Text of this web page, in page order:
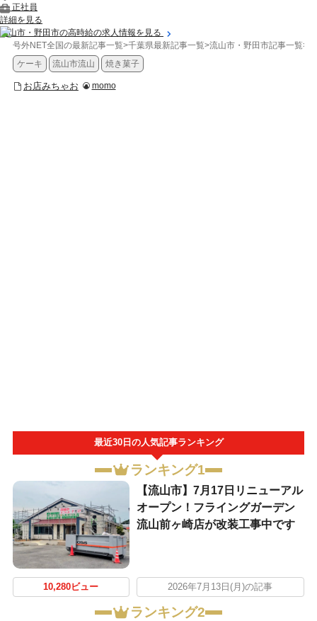
正社員
詳細を見る
流山市・野田市の高時給の求人情報を見る
号外NET全国の最新記事一覧>千葉県最新記事一覧>流山市・野田市記事一覧>
ケーキ
流山市流山 焼き菓子
お店みちゃお momo
最近30日の人気記事ランキング
ランキング1
【流山市】7月17日リニューアル
オープン！フライングガーデン
流山前ヶ崎店が改装工事中です
10,280ビュー 2026年7月13日(月)の記事
ランキング2